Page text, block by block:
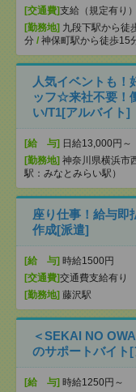
[交通費]支給（規定有り）
[勤務地] 九段下駅から徒
分 / 神保町駅から徒歩15
人気イベントも！
ッフ☆来社不要！
い/T1[アルバイト]
[給 与] 日給13,000円～
[勤務地] 神奈川県横浜市
駅：みなとみらい駅）
座り仕事！給与即
作成[派遣]
[給 与] 時給1500円
[交通費]交通費支給有り
[勤務地] 藤沢駅
＜SEKAI NO
のサポートバイト
[給 与] 時給1250円～